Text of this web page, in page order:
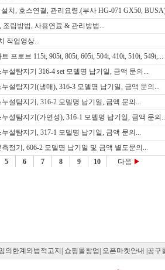
치, 호스연결, 관리요령.(부사 HG-071 GX50,
조립방법, 사용연료 & 관리방법...
작업영상...
프로브 115i, 905i, 805i, 605i, 504i, 410i, 510i, 549i,...
설탐지기 316-4 set 모델명 납기일, 금액 문의...
누설탐지기(냉매), 316-3 모델명 납기일, 금액 문의...
누설탐지기, 316-2 모델명 납기일, 금액 문의...
누설탐지기(가연성), 316-1 모델명 납기일, 금액 문의
누설탐지기, 317-1 모델명 납기일, 금액 문의...
측정기, 606-2 모델명 납기일 및 금액 별도문의...
5 6 7 8 9 10 다음 ▶
의한계와법적고지 쇼핑몰창업 오픈마켓안내 |공구